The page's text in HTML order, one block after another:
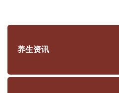
养生资讯